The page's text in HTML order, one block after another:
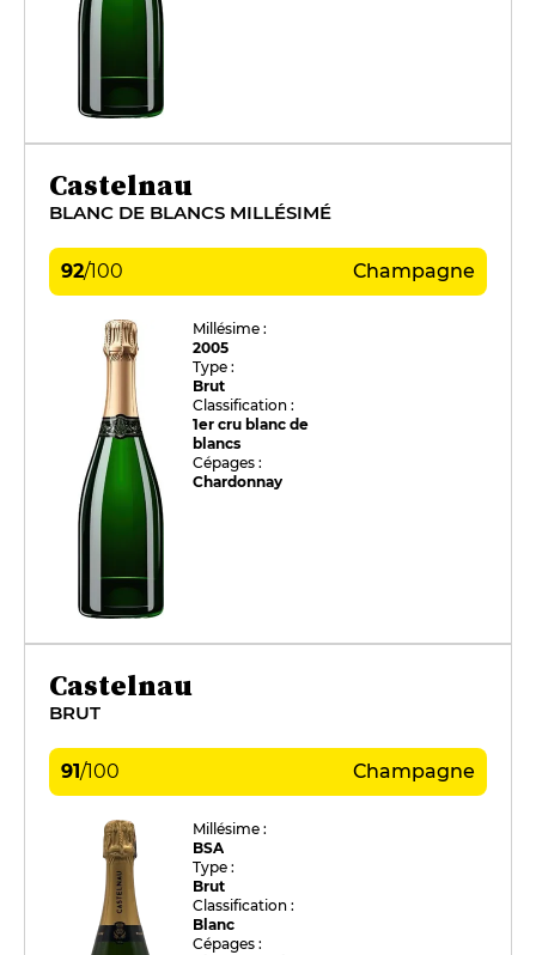
Castelnau
BLANC DE BLANCS MILLÉSIMÉ
92/100 Champagne
Millésime :
2005
Type :
Brut
Classification :
1er cru blanc de
blancs
Cépages :
Chardonnay
Castelnau
BRUT
91/100 Champagne
Millésime :
BSA
Type :
Brut
Classification :
Blanc
Cépages :